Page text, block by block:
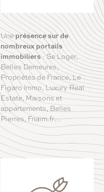
Uneprésence sur de
nombreux portails
immobiliers: Se Loger,
Belles Demeures,
Propriétés de France, Le
Figaro Immo, Luxury Real
Estate, Maisons et
appartements, Belles
Pierres, Fnaim.fr…